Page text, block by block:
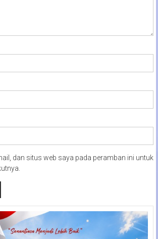
dan situs web saya pada peramban ini untuk